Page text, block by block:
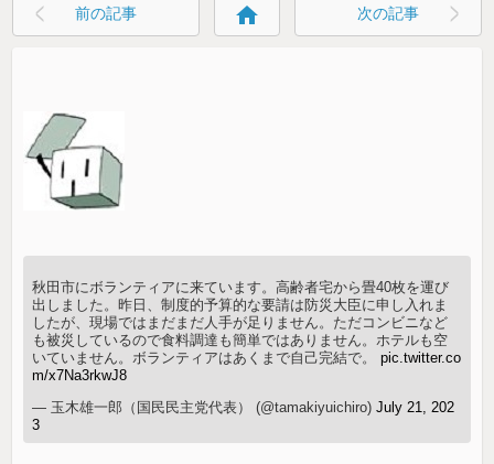
前の記事 home 次の記事
秋田市にボランティアに来ています。高齢者宅から畳40枚を運び
出しました。昨日、制度的予算的な要請は防災大臣に申し入れま
したが、現場ではまだまだ人手が足りません。ただコンビニなど
も被災しているので食料調達も簡単ではありません。ホテルも空
いていません。ボランティアはあくまで自己完結で。pic.twitter.co
m/x7Na3rkwJ8
— 玉木雄一郎（国民民主党代表） (@tamakiyuichiro)July 21, 202
3